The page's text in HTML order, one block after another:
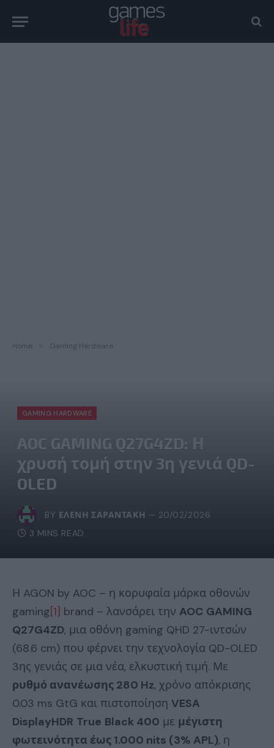
Home Gaming Hardware
GAMING HARDWARE
AOC GAMING Q27G4ZD: Η
χρυσή τομή στην 3η γενιά QD-
OLED
BY ΕΛΈΝΗ ΣΑΡΑΝΤΆΚΗ
20/02/2026
3 MINS READ
Η AGON by AOC – η κορυφαία μάρκα οθονών
gaming[1] brand – λανσάρει την AOC GAMING
Q27G4ZD, μια οθόνη gaming QHD 27-ιντσών
(68.6 cm) που φέρνει την τεχνολογία QD-OLED
3ης γενιάς σε μια νέα, ελκυστική τιμή. Με
ρυθμό ανανέωσης 280 Hz, χρόνο απόκρισης
0.03 ms GtG και πιστοποίηση VESA
DisplayHDR True Black 400 με μέγιστη
φωτεινότητα έως 1.000 nits (3% APL), η